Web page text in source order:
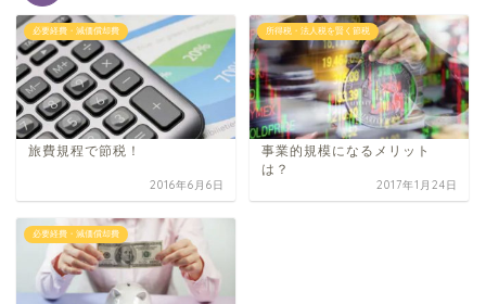
必要経費・減価償却費
旅費規程で節税！
2016年6月6日
所得税・法人税を賢く節税
事業的規模になるメリット
は？
2017年1月24日
必要経費・減価償却費